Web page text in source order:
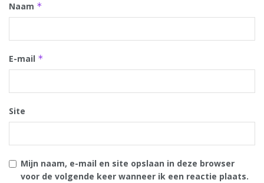
Naam *
E-mail *
Site
Mijn naam, e-mail en site opslaan in deze browser
voor de volgende keer wanneer ik een reactie plaats.